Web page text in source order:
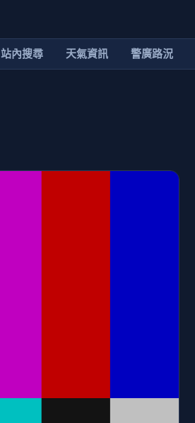
站內搜尋 天氣資訊 警廣路況